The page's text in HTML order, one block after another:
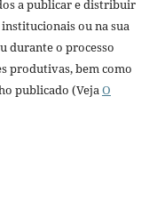
a publicar e distribuir
ou na sua
durante o processo
produtivas, bem como
publicado (Veja O